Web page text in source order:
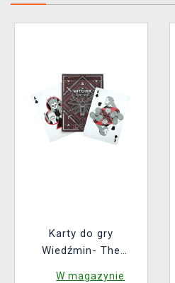
Karty do gry
Wiedźmin- The
W magazynie